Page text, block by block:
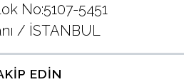
No:5107-5451
/ İSTANBUL
EDIN